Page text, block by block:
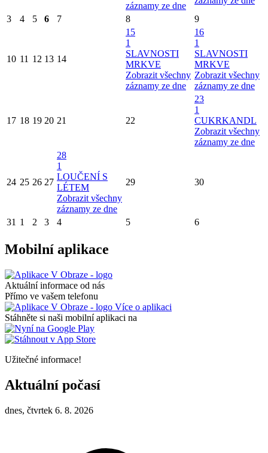
záznamy ze dne
3
4 5 6 7 8 9
10 11 12 13 14
15
1
SLAVNOSTI
MRKVE
Zobrazit všechny
záznamy ze dne
16
1
SLAVNOSTI
MRKVE
Zobrazit všechny
záznamy ze dne
17 18 19 20 21 22
23
1
CUKRKANDL
Zobrazit všechny
záznamy ze dne
24 25 26 27
28
1
LOUČENÍ S
LÉTEM
Zobrazit všechny
záznamy ze dne
29 30
31 1 2 3 4 5 6
Mobilní aplikace
Aktuální informace od nás
Přímo ve vašem telefonu
Více o aplikaci
Stáhněte si naši mobilní aplikaci na
Užitečné informace!
Aktuální počasí
dnes, čtvrtek 6. 8. 2026